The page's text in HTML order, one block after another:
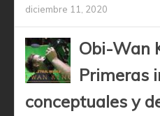
diciembre 11, 2020
Obi-Wan
Primeras
conceptuales y